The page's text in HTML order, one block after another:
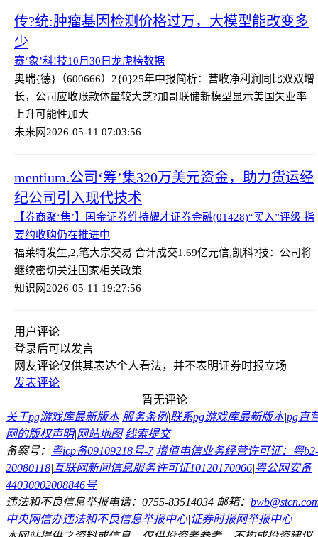
传?统:肿瘤基因检测价格过万，大模型能改变多
少
赛‘象’科!技10月30日龙虎榜数据
奥瑞{德}（600666）2{0}25年中报简析：营收净利润同比双双增
长，公司应收账款体量较大芝?加哥联储新模型显示美国失业率
上升可能性加大
未来网2026-05-11 07:03:56
mentium.公司‘筹’集320万美元资金，助力货运经
纪公司引入现代技术
【券商聚‘焦’】国金证券维持耀才证券金融(01428)“买入”评级 指
要约收购仍在推进中
福莱特发生,2,笔大宗交易 合计成交1.69亿元信,凯科?技：公司将
继续密切关注国家相关政策
知识网2026-05-11 19:27:56
用户评论
登录后可以发言
网友评论仅供其表达个人看法，并不表明证券时报立场
发表评论
暂无评论
关于pg游戏库最新版本|服务条例|联系pg游戏库最新版本|pg直
网的版权声明|网站地图|线索提交
备案号： 粤icp备09109218号-7|增值电信业务经营许可证：粤b2-
20080118| 互联网新闻信息服务许可证10120170066|粤公网安备
44030002008846号
违法和不良信息举报电话：0755-83514034 邮箱：
中央网信办违法和不良信息举报中心|证券时报网举报中心